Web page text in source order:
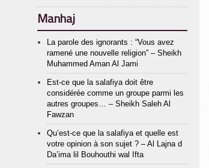
Manhaj
La parole des ignorants : “Vous avez
ramené une nouvelle religion” – Sheikh
Muhammed Aman Al Jami
Est-ce que la salafiya doit être
considérée comme un groupe parmi les
autres groupes… – Sheikh Saleh Al
Fawzan
Qu’est-ce que la salafiya et quelle est
votre opinion à son sujet ? – Al Lajna d
Da’ima lil Bouhouthi wal Ifta